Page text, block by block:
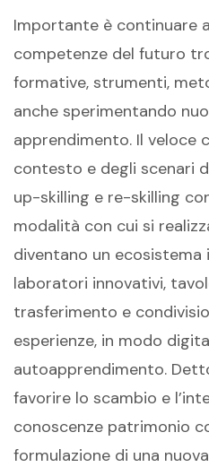
Importante è continuare
competenze del futuro
formative, strumenti,
anche sperimentando
apprendimento. Il veloce
contesto e degli scenari
up-skilling e re-skilling
modalità con cui si
diventano un
laboratori innovativi,
trasferimento e
esperienze, in modo
autoapprendimento.
favorire lo scambio e
conoscenze patrimonio
formulazione di una